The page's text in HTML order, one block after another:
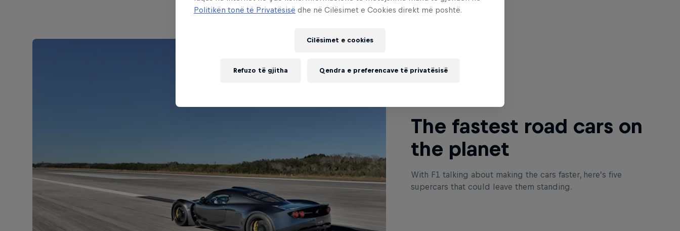
The fastest road cars on
the planet
With F1 talking about making the cars faster, here’s five
supercars that could leave them standing.
Politikën tonë të Privatësisë dhe në Cilësimet e Cookies direkt më poshtë.
Cilësimet e cookies
Refuzo të gjitha Qendra e preferencave të privatësisë